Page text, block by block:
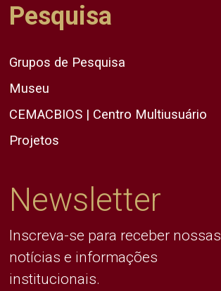
Pesquisa
Grupos de Pesquisa
Museu
CEMACBIOS | Centro Multiusuário
Projetos
Newsletter
Inscreva-se para receber nossas
notícias e informações
institucionais.